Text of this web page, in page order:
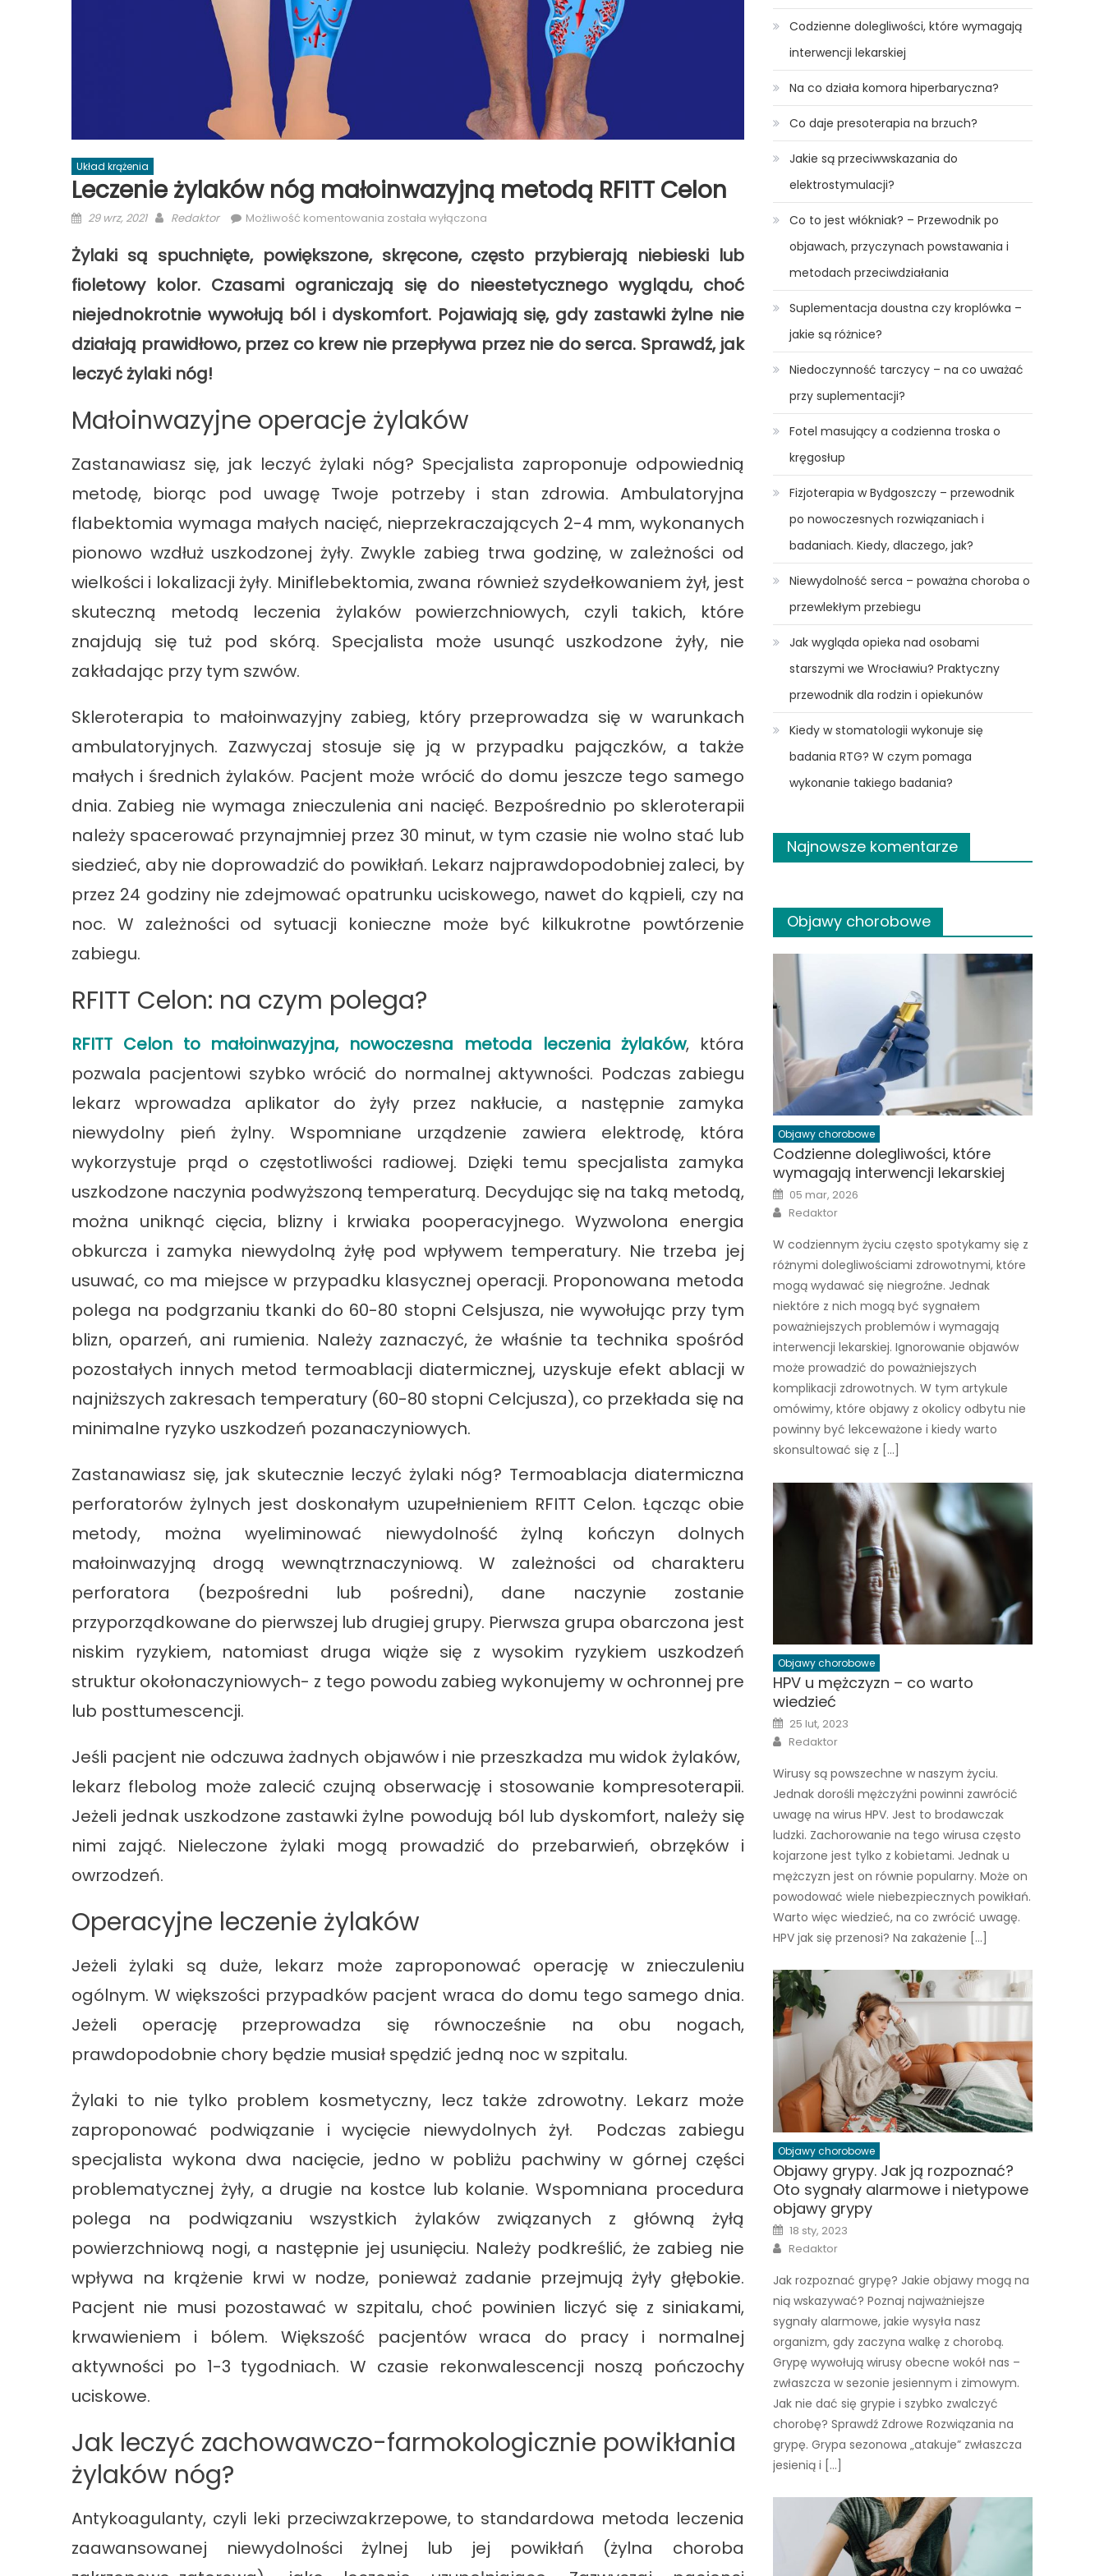
Układ krążenia
Leczenie żylaków nóg małoinwazyjną metodą RFITT Celon
Posted
29 wrz, 2021 Author
Redaktor Możliwość komentowania Leczenie
nóg
metodą
RFITT
została wyłączona
Żylaki są spuchnięte, powiększone, skręcone, często przybierają niebieski lub
fioletowy kolor. Czasami ograniczają się do nieestetycznego wyglądu, choć
niejednokrotnie wywołują ból i dyskomfort. Pojawiają się, gdy zastawki żylne nie
działają prawidłowo, przez co krew nie przepływa przez nie do serca. Sprawdź, jak
leczyć żylaki nóg!
Małoinwazyjne operacje żylaków
Zastanawiasz się, jak leczyć żylaki nóg? Specjalista zaproponuje odpowiednią
metodę, biorąc pod uwagę Twoje potrzeby i stan zdrowia. Ambulatoryjna
flabektomia wymaga małych nacięć, nieprzekraczających 2-4 mm, wykonanych
pionowo wzdłuż uszkodzonej żyły. Zwykle zabieg trwa godzinę, w zależności od
wielkości i lokalizacji żyły. Miniflebektomia, zwana również szydełkowaniem żył, jest
skuteczną metodą leczenia żylaków powierzchniowych, czyli takich, które
znajdują się tuż pod skórą. Specjalista może usunąć uszkodzone żyły, nie
zakładając przy tym szwów.
Skleroterapia to małoinwazyjny zabieg, który przeprowadza się w warunkach
ambulatoryjnych. Zazwyczaj stosuje się ją w przypadku pajączków, a także
małych i średnich żylaków. Pacjent może wrócić do domu jeszcze tego samego
dnia. Zabieg nie wymaga znieczulenia ani nacięć. Bezpośrednio po skleroterapii
należy spacerować przynajmniej przez 30 minut, w tym czasie nie wolno stać lub
siedzieć, aby nie doprowadzić do powikłań. Lekarz najprawdopodobniej zaleci, by
przez 24 godziny nie zdejmować opatrunku uciskowego, nawet do kąpieli, czy na
noc. W zależności od sytuacji konieczne może być kilkukrotne powtórzenie
zabiegu.
RFITT Celon: na czym polega?
RFITT Celon to małoinwazyjna, nowoczesna metoda leczenia żylaków, która
pozwala pacjentowi szybko wrócić do normalnej aktywności. Podczas zabiegu
lekarz wprowadza aplikator do żyły przez nakłucie, a następnie zamyka
niewydolny pień żylny. Wspomniane urządzenie zawiera elektrodę, która
wykorzystuje prąd o częstotliwości radiowej. Dzięki temu specjalista zamyka
uszkodzone naczynia podwyższoną temperaturą. Decydując się na taką metodą,
można uniknąć cięcia, blizny i krwiaka pooperacyjnego. Wyzwolona energia
obkurcza i zamyka niewydolną żyłę pod wpływem temperatury. Nie trzeba jej
usuwać, co ma miejsce w przypadku klasycznej operacji. Proponowana metoda
polega na podgrzaniu tkanki do 60-80 stopni Celsjusza, nie wywołując przy tym
blizn, oparzeń, ani rumienia. Należy zaznaczyć, że właśnie ta technika spośród
pozostałych innych metod termoablacji diatermicznej, uzyskuje efekt ablacji w
najniższych zakresach temperatury (60-80 stopni Celcjusza), co przekłada się na
minimalne ryzyko uszkodzeń pozanaczyniowych.
Zastanawiasz się, jak skutecznie leczyć żylaki nóg? Termoablacja diatermiczna
perforatorów żylnych jest doskonałym uzupełnieniem RFITT Celon. Łącząc obie
metody, można wyeliminować niewydolność żylną kończyn dolnych
małoinwazyjną drogą wewnątrznaczyniową. W zależności od charakteru
perforatora (bezpośredni lub pośredni), dane naczynie zostanie
przyporządkowane do pierwszej lub drugiej grupy. Pierwsza grupa obarczona jest
niskim ryzykiem, natomiast druga wiąże się z wysokim ryzykiem uszkodzeń
struktur okołonaczyniowych- z tego powodu zabieg wykonujemy w ochronnej pre
lub posttumescencji.
Jeśli pacjent nie odczuwa żadnych objawów i nie przeszkadza mu widok żylaków,
lekarz flebolog może zalecić czujną obserwację i stosowanie kompresoterapii.
Jeżeli jednak uszkodzone zastawki żylne powodują ból lub dyskomfort, należy się
nimi zająć. Nieleczone żylaki mogą prowadzić do przebarwień, obrzęków i
owrzodzeń.
Operacyjne leczenie żylaków
Jeżeli żylaki są duże, lekarz może zaproponować operację w znieczuleniu
ogólnym. W większości przypadków pacjent wraca do domu tego samego dnia.
Jeżeli operację przeprowadza się równocześnie na obu nogach,
prawdopodobnie chory będzie musiał spędzić jedną noc w szpitalu.
Żylaki to nie tylko problem kosmetyczny, lecz także zdrowotny. Lekarz może
zaproponować podwiązanie i wycięcie niewydolnych żył. Podczas zabiegu
specjalista wykona dwa nacięcie, jedno w pobliżu pachwiny w górnej części
problematycznej żyły, a drugie na kostce lub kolanie. Wspomniana procedura
polega na podwiązaniu wszystkich żylaków związanych z główną żyłą
powierzchniową nogi, a następnie jej usunięciu. Należy podkreślić, że zabieg nie
wpływa na krążenie krwi w nodze, ponieważ zadanie przejmują żyły głębokie.
Pacjent nie musi pozostawać w szpitalu, choć powinien liczyć się z siniakami,
krwawieniem i bólem. Większość pacjentów wraca do pracy i normalnej
aktywności po 1-3 tygodniach. W czasie rekonwalescencji noszą pończochy
uciskowe.
Jak leczyć zachowawczo-farmokologicznie powikłania
żylaków nóg?
Antykoagulanty, czyli leki przeciwzakrzepowe, to standardowa metoda leczenia
zaawansowanej niewydolności żylnej lub jej powikłań (żylna choroba
Codzienne dolegliwości, które wymagają
interwencji lekarskiej
Na co działa komora hiperbaryczna?
Co daje presoterapia na brzuch?
Jakie są przeciwwskazania do
elektrostymulacji?
Co to jest włókniak? – Przewodnik po
objawach, przyczynach powstawania i
metodach przeciwdziałania
Suplementacja doustna czy kroplówka –
jakie są różnice?
Niedoczynność tarczycy – na co uważać
przy suplementacji?
Fotel masujący a codzienna troska o
kręgosłup
Fizjoterapia w Bydgoszczy – przewodnik
po nowoczesnych rozwiązaniach i
badaniach. Kiedy, dlaczego, jak?
Niewydolność serca – poważna choroba o
przewlekłym przebiegu
Jak wygląda opieka nad osobami
starszymi we Wrocławiu? Praktyczny
przewodnik dla rodzin i opiekunów
Kiedy w stomatologii wykonuje się
badania RTG? W czym pomaga
wykonanie takiego badania?
Najnowsze komentarze
Objawy chorobowe
Objawy chorobowe
Codzienne dolegliwości, które
wymagają interwencji lekarskiej
Posted
on
05 mar, 2026
Author
Redaktor
W codziennym życiu często spotykamy się z
różnymi dolegliwościami zdrowotnymi, które
mogą wydawać się niegroźne. Jednak
niektóre z nich mogą być sygnałem
poważniejszych problemów i wymagają
interwencji lekarskiej. Ignorowanie objawów
może prowadzić do poważniejszych
komplikacji zdrowotnych. W tym artykule
omówimy, które objawy z okolicy odbytu nie
powinny być lekceważone i kiedy warto
skonsultować się z […]
Objawy chorobowe
HPV u mężczyzn – co warto
wiedzieć
Posted
on
25 lut, 2023
Author
Redaktor
Wirusy są powszechne w naszym życiu.
Jednak dorośli mężczyźni powinni zawrócić
uwagę na wirus HPV. Jest to brodawczak
ludzki. Zachorowanie na tego wirusa często
kojarzone jest tylko z kobietami. Jednak u
mężczyzn jest on równie popularny. Może on
powodować wiele niebezpiecznych powikłań.
Warto więc wiedzieć, na co zwrócić uwagę.
HPV jak się przenosi? Na zakażenie […]
Objawy chorobowe
Objawy grypy. Jak ją rozpoznać?
Oto sygnały alarmowe i nietypowe
objawy grypy
Posted
on
18 sty, 2023
Author
Redaktor
Jak rozpoznać grypę? Jakie objawy mogą na
nią wskazywać? Poznaj najważniejsze
sygnały alarmowe, jakie wysyła nasz
organizm, gdy zaczyna walkę z chorobą.
Grypę wywołują wirusy obecne wokół nas –
zwłaszcza w sezonie jesiennym i zimowym.
Jak nie dać się grypie i szybko zwalczyć
chorobę? Sprawdź Zdrowe Rozwiązania na
grypę. Grypa sezonowa „atakuje” zwłaszcza
jesienią i […]